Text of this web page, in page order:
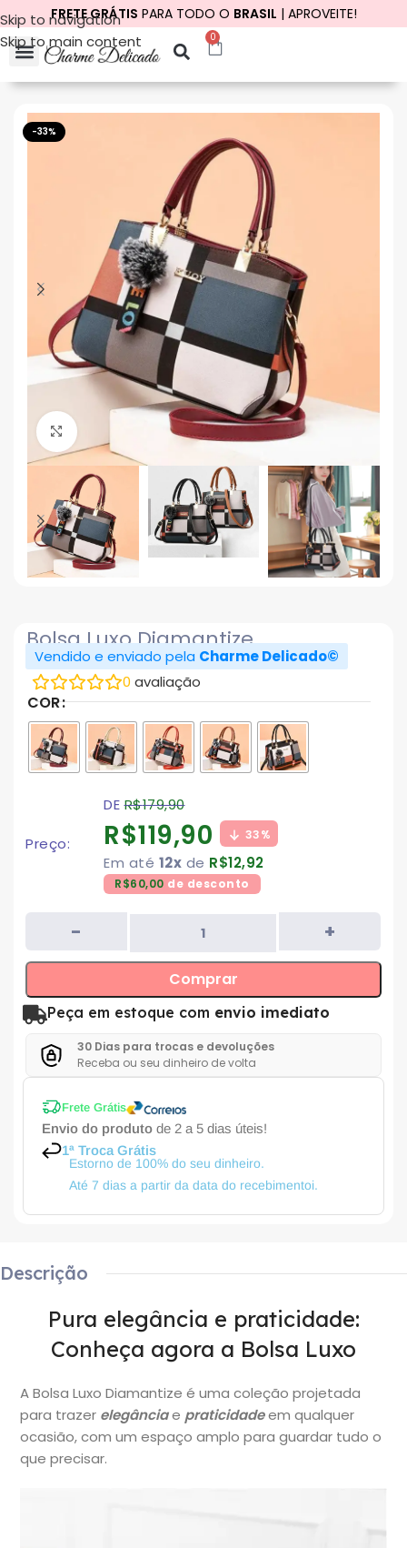
Skip to navigation
Skip to main content
FRETE GRÁTIS PARA TODO O BRASIL | APROVEITE!
0
-33%
Click to enlarge
Bolsa Luxo Diamantize
Vendido e enviado pela Charme Delicado©
0 avaliação
COR
Preço:
DER$179,90
R$119,90 33%
Em até 12x de R$12,92
R$60,00 de desconto
Comprar
Peça em estoque com envio imediato
30 Dias para trocas e devoluções
Receba ou seu dinheiro de volta
Frete Grátis
Envio do produto de 2 a 5 dias úteis!
1ª Troca Grátis
Estorno de 100% do seu dinheiro.
Até 7 dias a partir da data do recebimentoi.
Descrição
Pura elegância e praticidade:
Conheça agora a Bolsa Luxo
A Bolsa Luxo Diamantize é uma coleção projetada
para trazer elegânciae praticidadeem qualquer
ocasião, com um espaço amplo para guardar tudo o
que precisar.